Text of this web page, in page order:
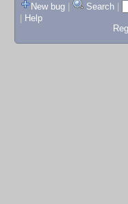
New bug
Search
Help